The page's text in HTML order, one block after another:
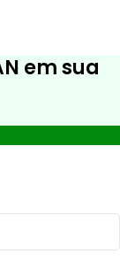
em sua